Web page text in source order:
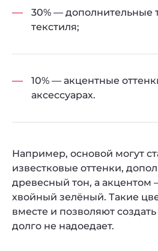
30% — дополнительные
текстиля;
10% — акцентные
аксессуарах.
Например, основой могут
известковые оттенки,
древесный тон, а акцентом
хвойный зелёный. Такие
вместе и позволяют
долго не надоедает.